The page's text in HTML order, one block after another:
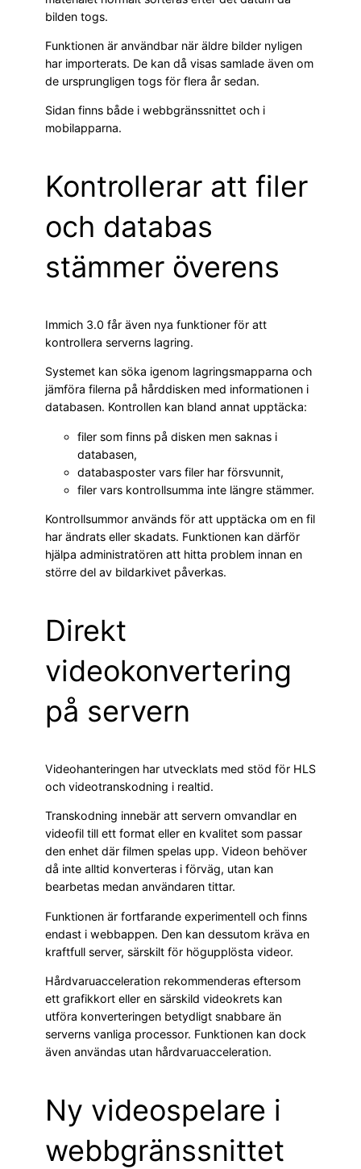
bilden togs.
Funktionen är användbar när äldre bilder nyligen
har importerats. De kan då visas samlade även om
de ursprungligen togs för flera år sedan.
Sidan finns både i webbgränssnittet och i
mobilapparna.
Kontrollerar att filer
och databas
stämmer överens
Immich 3.0 får även nya funktioner för att
kontrollera serverns lagring.
Systemet kan söka igenom lagringsmapparna och
jämföra filerna på hårddisken med informationen i
databasen. Kontrollen kan bland annat upptäcka:
filer som finns på disken men saknas i
databasen,
databasposter vars filer har försvunnit,
filer vars kontrollsumma inte längre stämmer.
Kontrollsummor används för att upptäcka om en fil
har ändrats eller skadats. Funktionen kan därför
hjälpa administratören att hitta problem innan en
större del av bildarkivet påverkas.
Direkt
videokonvertering
på servern
Videohanteringen har utvecklats med stöd för HLS
och videotranskodning i realtid.
Transkodning innebär att servern omvandlar en
videofil till ett format eller en kvalitet som passar
den enhet där filmen spelas upp. Videon behöver
då inte alltid konverteras i förväg, utan kan
bearbetas medan användaren tittar.
Funktionen är fortfarande experimentell och finns
endast i webbappen. Den kan dessutom kräva en
kraftfull server, särskilt för högupplösta videor.
Hårdvaruacceleration rekommenderas eftersom
ett grafikkort eller en särskild videokrets kan
utföra konverteringen betydligt snabbare än
serverns vanliga processor. Funktionen kan dock
även användas utan hårdvaruacceleration.
Ny videospelare i
webbgränssnittet